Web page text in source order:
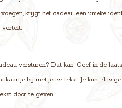
krijgt het cadeau een unieke
vertelt.
versturen? Dat kan! Geef in de
bij met jouw tekst. Je kunt dus
door te geven.